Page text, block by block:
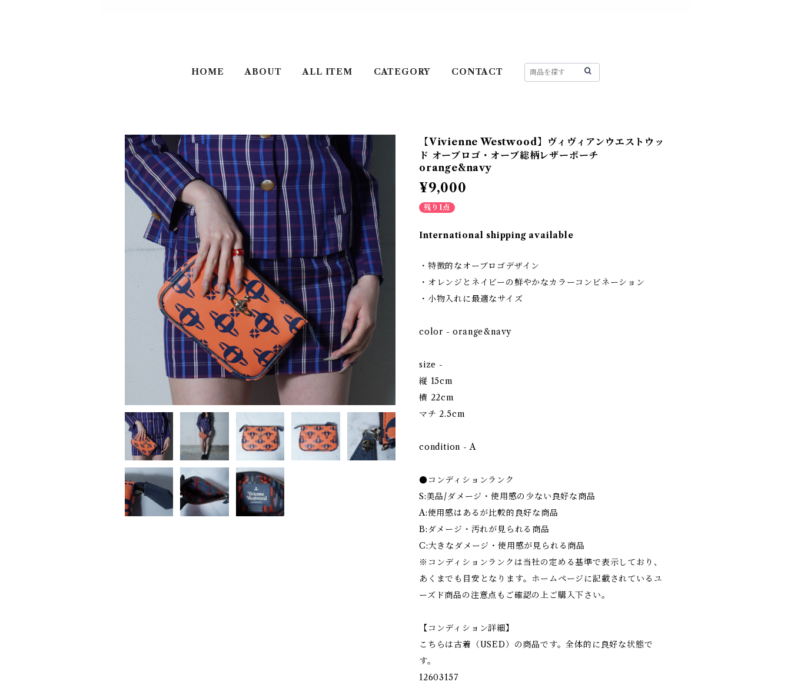
HOME ABOUT ALL ITEM CATEGORY CONTACT
【Vivienne Westwood】ヴィヴィアンウエストウッ
ド オーブロゴ・オーブ総柄レザーポーチ
orange&navy
¥9,000
残り1点
International shipping available
・特徴的なオーブロゴデザイン
・オレンジとネイビーの鮮やかなカラーコンビネーション
・小物入れに最適なサイズ
color - orange&navy
size -
縦 15cm
横 22cm
マチ 2.5cm
condition - A
●コンディションランク
S:美品/ダメージ・使用感の少ない良好な商品
A:使用感はあるが比較的良好な商品
B:ダメージ・汚れが見られる商品
C:大きなダメージ・使用感が見られる商品
※コンディションランクは当社の定める基準で表示しており、
あくまでも目安となります。ホームページに記載されているユ
ーズド商品の注意点もご確認の上ご購入下さい。
【コンディション詳細】
こちらは古着（USED）の商品です。全体的に良好な状態で
す。
12603157